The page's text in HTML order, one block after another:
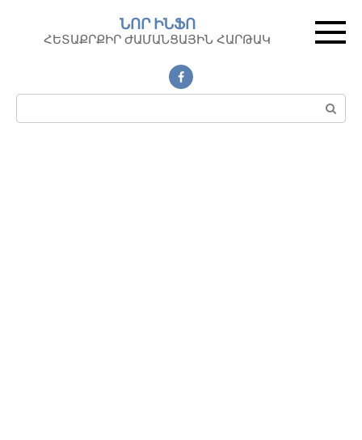
контенту
ՆՈՐ ԻՆՖՈ
ՀԵՏԱՔՐՔԻՐ ԺԱՄԱՆՑԱՅԻՆ ՀԱՐԹԱԿ
Поиск: